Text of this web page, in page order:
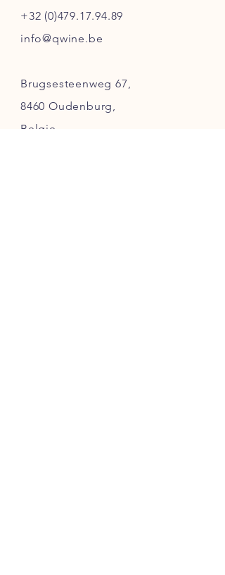
+32 (0)479.17.94.89
info@qwine.be
Brugsesteenweg 67,
8460 Oudenburg,
Belgie